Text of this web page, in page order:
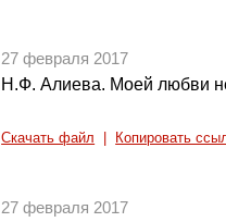
27 февраля 2017
Н.Ф. Алиева. Моей любви
Скачать файл Копировать
27 февраля 2017